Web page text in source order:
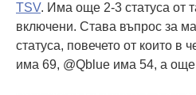
TSV. Има още 2-3 статуса от
включени. Става въпрос за
статуса, повечето от които в
има 69, @Qblue има 54, а